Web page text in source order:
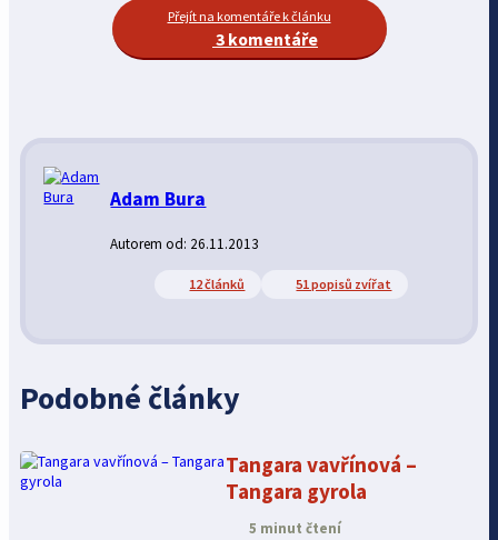
Přejít na komentáře k článku
3 komentáře
Adam Bura
Autorem od: 26.11.2013
12 článků 51 popisů zvířat
Podobné články
Tangara vavřínová –
Tangara gyrola
5 minut čtení